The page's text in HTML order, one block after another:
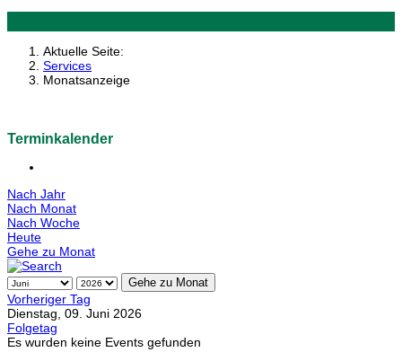
Aktuelle Seite:
Services
Monatsanzeige
Terminkalender
Nach Jahr
Nach Monat
Nach Woche
Heute
Gehe zu Monat
Gehe zu Monat
Vorheriger Tag
Dienstag, 09. Juni 2026
Folgetag
Es wurden keine Events gefunden